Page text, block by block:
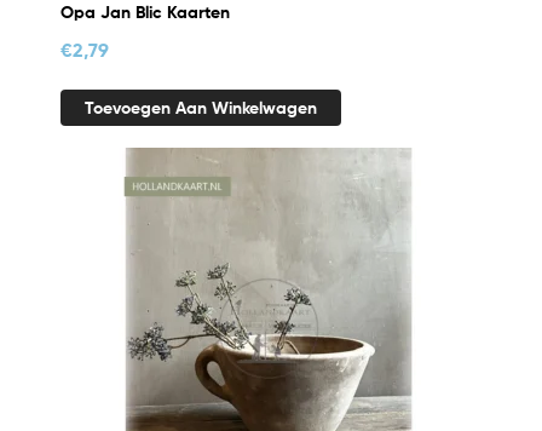
Opa Jan Blic Kaarten
€2,79
Toevoegen Aan Winkelwagen